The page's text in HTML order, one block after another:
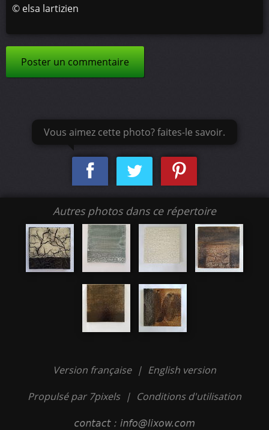
© elsa lartizien
Poster un commentaire
Vous aimez cette photo? faites-le savoir.
Autres photos dans ce répertoire
Version française | English version
Propulsé par 7pixels | Conditions d'utilisation